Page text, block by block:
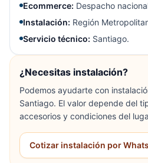
Ecommerce: Despacho
Instalación: Región
Servicio técnico: Santiago.
¿Necesitas instalación?
Podemos ayudarte con
Santiago. El valor depende del
accesorios y condiciones del
Cotizar instalación por